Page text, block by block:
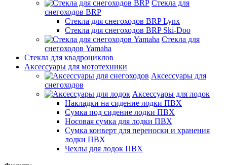
Стекла для
снегоходов BRP
Стекла для снегоходов BRP Lynx
Стекла для снегоходов BRP Ski-Doo
Стекла для
снегоходов Yamaha
Стекла для квадроциклов
Аксессуары для мототехники
Аксессуары для
снегоходов
Аксессуары для лодок
Накладки на сидение лодки ПВХ
Сумка под сидение лодки ПВХ
Носовая сумка для лодки ПВХ
Сумка конверт для переноски и хранения
лодки ПВХ
Чехлы для лодок ПВХ